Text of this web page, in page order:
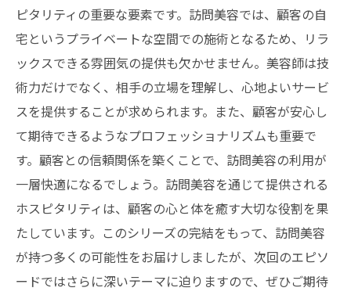
ピタリティの重要な要素です。訪問美容では、顧客の自
宅というプライベートな空間での施術となるため、リラ
ックスできる雰囲気の提供も欠かせません。美容師は技
術力だけでなく、相手の立場を理解し、心地よいサービ
スを提供することが求められます。また、顧客が安心し
て期待できるようなプロフェッショナリズムも重要で
す。顧客との信頼関係を築くことで、訪問美容の利用が
一層快適になるでしょう。訪問美容を通じて提供される
ホスピタリティは、顧客の心と体を癒す大切な役割を果
たしています。このシリーズの完結をもって、訪問美容
が持つ多くの可能性をお届けしましたが、次回のエピソ
ードではさらに深いテーマに迫りますので、ぜひご期待